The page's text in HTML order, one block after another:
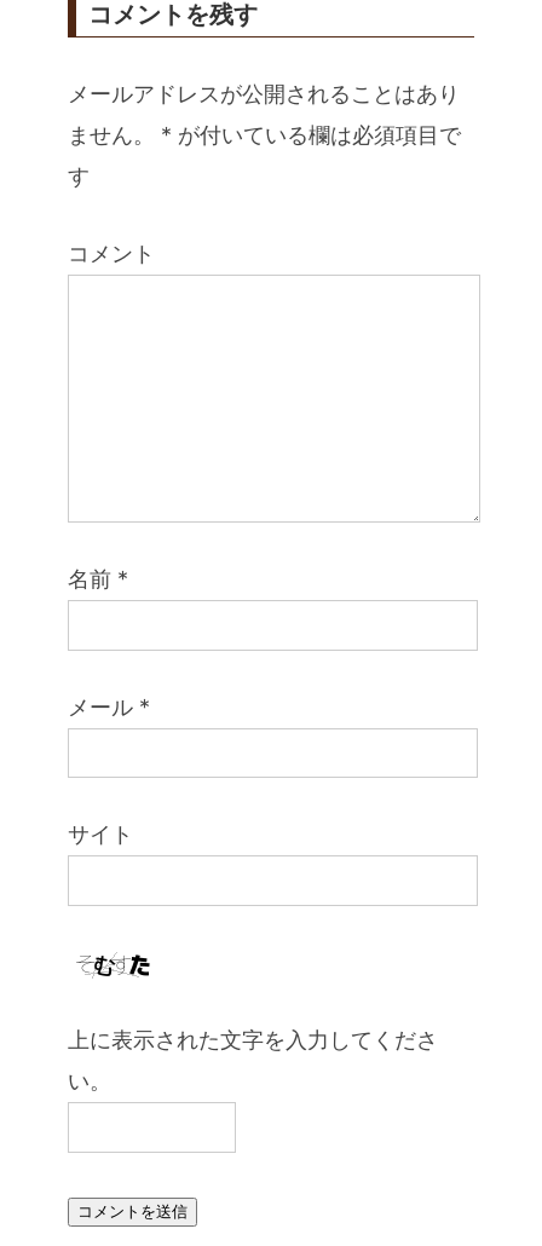
コメントを残す
メールアドレスが公開されることはあり
ません。
* が付いている欄は必須項目で
す
コメント
名前 *
メール *
サイト
上に表示された文字を入力してくださ
い。